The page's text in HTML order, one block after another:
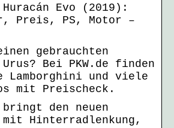
Evo (2019):
Preis, PS, Motor –
gebrauchten
Bei PKW.de finden
Lamborghini und viele
mit Preischeck.
bringt den neuen
mit Hinterradlenkung,